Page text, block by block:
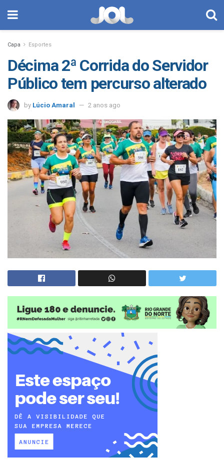
Capa Esportes
Décima 2ª Corrida do Servidor
Público tem percurso alterado
by Lúcio Amaral 2 anos ago